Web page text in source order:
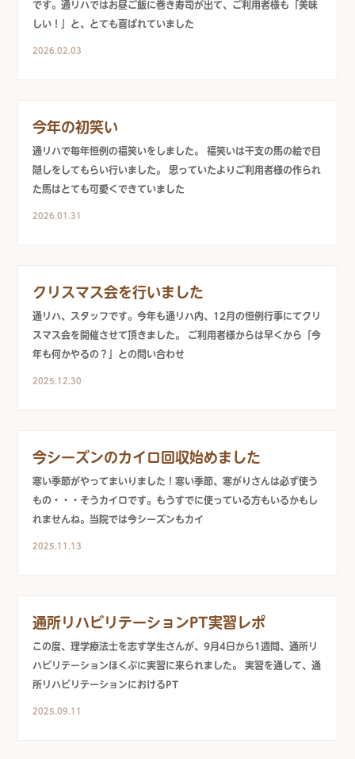
です。通リハではお昼ご飯に巻き寿司が出て、ご利用者様も「美味
しい！」と、とても喜ばれていました
2026.02.03
今年の初笑い
通リハで毎年恒例の福笑いをしました。 福笑いは干支の馬の絵で目
隠しをしてもらい行いました。 思っていたよりご利用者様の作られ
た馬はとても可愛くできていました
2026.01.31
クリスマス会を行いました
通リハ、スタッフです。今年も通リハ内、12月の恒例行事にてクリ
スマス会を開催させて頂きました。 ご利用者様からは早くから「今
年も何かやるの？」との問い合わせ
2025.12.30
今シーズンのカイロ回収始めました
寒い季節がやってまいりました！寒い季節、寒がりさんは必ず使う
もの・・・そうカイロです。もうすでに使っている方もいるかもし
れませんね。当院では今シーズンもカイ
2025.11.13
通所リハビリテーションPT実習レポ
この度、理学療法士を志す学生さんが、9月4日から1週間、通所リ
ハビリテーションほくぶに実習に来られました。 実習を通して、通
所リハビリテーションにおけるPT
2025.09.11